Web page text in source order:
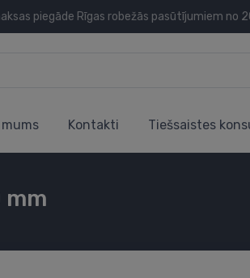
piegāde Rīgas robežās pasūtījumiem no
mums Kontakti Tiešsaistes
mm